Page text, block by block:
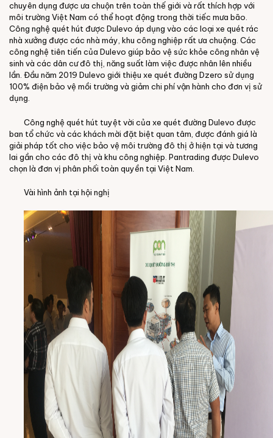
chuyên dụng được ưa chuộn trên toàn thế giới và rất thích hợp với
môi trường Việt Nam có thể hoạt động trong thời tiếc mưa bão.
Công nghệ quét hút được Dulevo áp dụng vào các loại xe quét rác
nhà xưởng được các nhà máy, khu công nghiệp rất ưa chuộng. Các
công nghệ tiên tiến của Dulevo giúp bảo vệ sức khỏe công nhân vệ
sinh và các dân cư đô thị, năng suất làm việc được nhân lên nhiều
lần. Đầu năm 2019 Dulevo giới thiệu xe quét đường Dzero sử dụng
100% điện bảo vệ mồi trường và giảm chi phí vận hành cho đơn vị sử
dụng.
Công nghệ quét hút tuyệt vời của xe quét đường Dulevo được
ban tổ chức và các khách mời đặt biệt quan tâm, được đánh giá là
giải pháp tốt cho việc bảo vệ môi trường đô thị ở hiện tại và tương
lai gần cho các đô thị và khu công nghiệp. Pantrading được Dulevo
chọn là đơn vị phân phối toàn quyền tại Việt Nam.
Vài hình ảnh tại hội nghị